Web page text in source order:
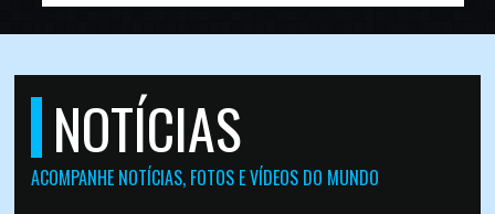
NOTÍCIAS
ACOMPANHE NOTÍCIAS, FOTOS E VÍDEOS DO MUNDO